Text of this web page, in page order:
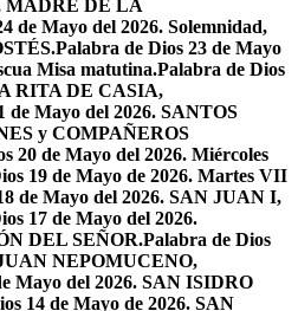
MADRE DE LA
de Mayo del 2026. Solemnidad,
Palabra de Dios 23 de Mayo
Misa matutina.Palabra de Dios
RITA DE CASIA,
de Mayo del 2026. SANTOS
y COMPAÑEROS
20 de Mayo del 2026. Miércoles
19 de Mayo de 2026. Martes VII
de Mayo del 2026. SAN JUAN I,
17 de Mayo del 2026.
DEL SEÑOR.Palabra de Dios
NEPOMUCENO,
Mayo del 2026. SAN ISIDRO
14 de Mayo de 2026. SAN